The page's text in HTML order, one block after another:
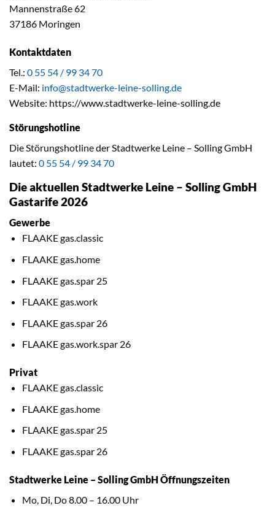
Mannenstraße 62
37186 Moringen
Kontaktdaten
Tel.: 0 55 54 / 99 34 70
E-Mail: info@stadtwerke-leine-solling.de
Website: https://www.stadtwerke-leine-solling.de
Störungshotline
Die Störungshotline der Stadtwerke Leine – Solling GmbH
lautet: 0 55 54 / 99 34 70
Die aktuellen Stadtwerke Leine – Solling GmbH
Gastarife 2026
Gewerbe
FLAAKE gas.classic
FLAAKE gas.home
FLAAKE gas.spar 25
FLAAKE gas.work
FLAAKE gas.spar 26
FLAAKE gas.work.spar 26
Privat
FLAAKE gas.classic
FLAAKE gas.home
FLAAKE gas.spar 25
FLAAKE gas.spar 26
Stadtwerke Leine – Solling GmbH Öffnungszeiten
Mo, Di, Do 8.00 – 16.00 Uhr